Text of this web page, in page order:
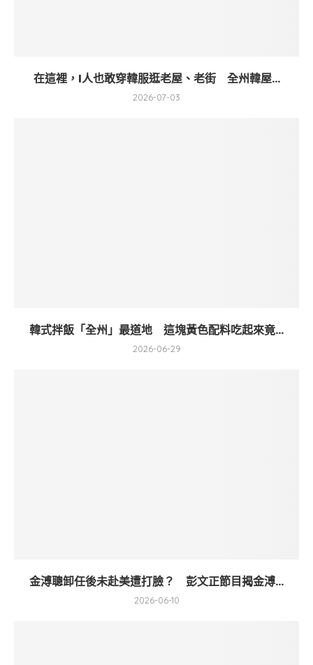
在這裡，I人也敢穿韓服逛老屋、老街 全州韓屋...
2026-07-03
韓式拌飯「全州」最道地 這塊黃色配料吃起來竟...
2026-06-29
金溥聰卸任後未赴美遭打臉？ 彭文正節目揭金溥...
2026-06-10